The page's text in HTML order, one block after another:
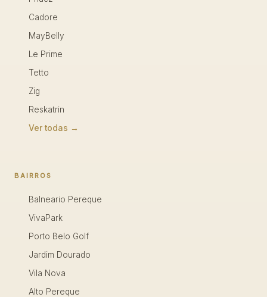
Cadore
MayBelly
Le Prime
Tetto
Zig
Reskatrin
Ver todas →
BAIRROS
Balneario Pereque
VivaPark
Porto Belo Golf
Jardim Dourado
Vila Nova
Alto Pereque